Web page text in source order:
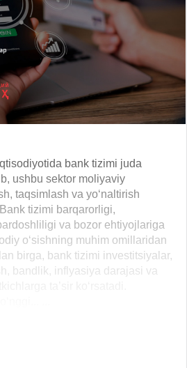
bank tizimi juda
ushbu sektor moliyaviy
taqsimlash va yo‘naltirish
tizimi barqarorligi,
va bozor ehtiyojlariga
o‘sishning muhim omillaridan
birga, bank tizimi investitsiyalar,
bandlik, inflyasiya darajasi va